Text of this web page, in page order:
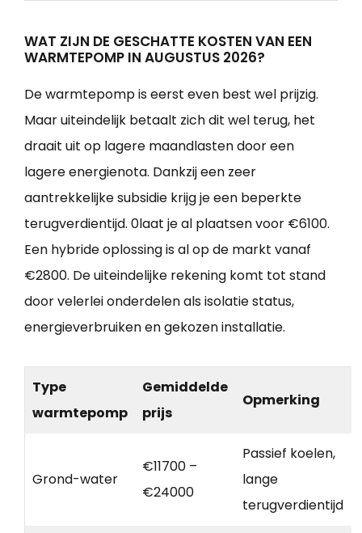
WAT ZIJN DE GESCHATTE KOSTEN VAN EEN
WARMTEPOMP IN AUGUSTUS 2026?
De warmtepomp is eerst even best wel prijzig.
Maar uiteindelijk betaalt zich dit wel terug, het
draait uit op lagere maandlasten door een
lagere energienota. Dankzij een zeer
aantrekkelijke subsidie krijg je een beperkte
terugverdientijd. 0laat je al plaatsen voor €6100.
Een hybride oplossing is al op de markt vanaf
€2800. De uiteindelijke rekening komt tot stand
door velerlei onderdelen als isolatie status,
energieverbruiken en gekozen installatie.
Type
warmtepomp
Gemiddelde
prijs
Opmerking
Grond-water
€11700 –
€24000
Passief koelen,
lange
terugverdientijd